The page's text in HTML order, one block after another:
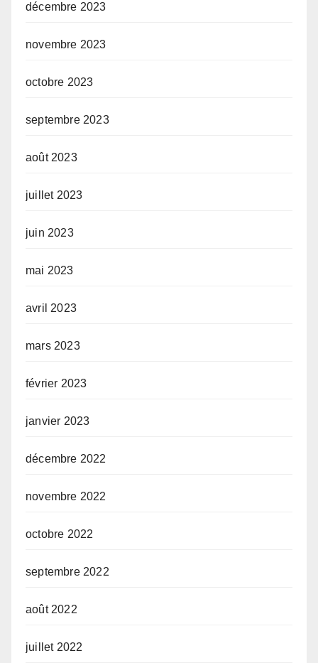
décembre 2023
novembre 2023
octobre 2023
septembre 2023
août 2023
juillet 2023
juin 2023
mai 2023
avril 2023
mars 2023
février 2023
janvier 2023
décembre 2022
novembre 2022
octobre 2022
septembre 2022
août 2022
juillet 2022